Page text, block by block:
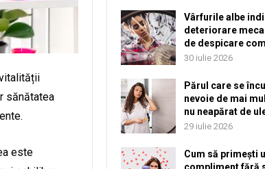
sănătatea
este
Vârfurile albe
deteriorare
de despicare
30 iulie 2026
Părul care se
nevoie de mai
nu neapărat de
29 iulie 2026
Cum să primești